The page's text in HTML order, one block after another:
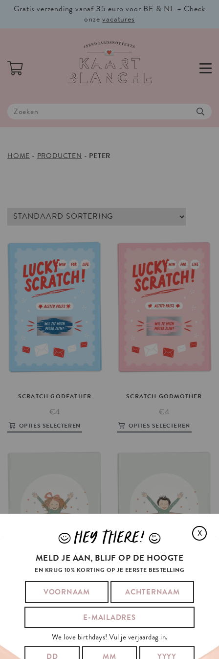
Gratis verzending vanaf 35 euro voor BE & NL – Check
onzevacatures
HOME - PRODUCTEN - PETER
SCRATCH GODFATHER
€4
OPTIES SELECTEREN
SCRATCH GODMOTHER
€4
OPTIES SELECTEREN
KAPOEN MEISJE
IN WINKELMAND
KAPOEN JONGEN
IN WINKELMAND
X
JHEY THERE! L
MELD JE AAN, BLIJF OP DE HOOGTE
EN KRIJG 10% KORTING OP JE EERSTE BESTELLING
We love birthdays! Vul je verjaardag in.